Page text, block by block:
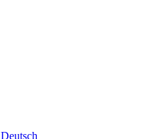
Deutsch